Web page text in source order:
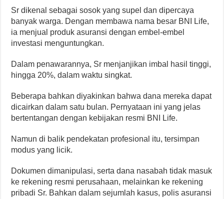
Sr dikenal sebagai sosok yang supel dan dipercaya
banyak warga. Dengan membawa nama besar BNI Life,
ia menjual produk asuransi dengan embel-embel
investasi menguntungkan.
Dalam penawarannya, Sr menjanjikan imbal hasil tinggi,
hingga 20%, dalam waktu singkat.
Beberapa bahkan diyakinkan bahwa dana mereka dapat
dicairkan dalam satu bulan. Pernyataan ini yang jelas
bertentangan dengan kebijakan resmi BNI Life.
Namun di balik pendekatan profesional itu, tersimpan
modus yang licik.
Dokumen dimanipulasi, serta dana nasabah tidak masuk
ke rekening resmi perusahaan, melainkan ke rekening
pribadi Sr. Bahkan dalam sejumlah kasus, polis asuransi